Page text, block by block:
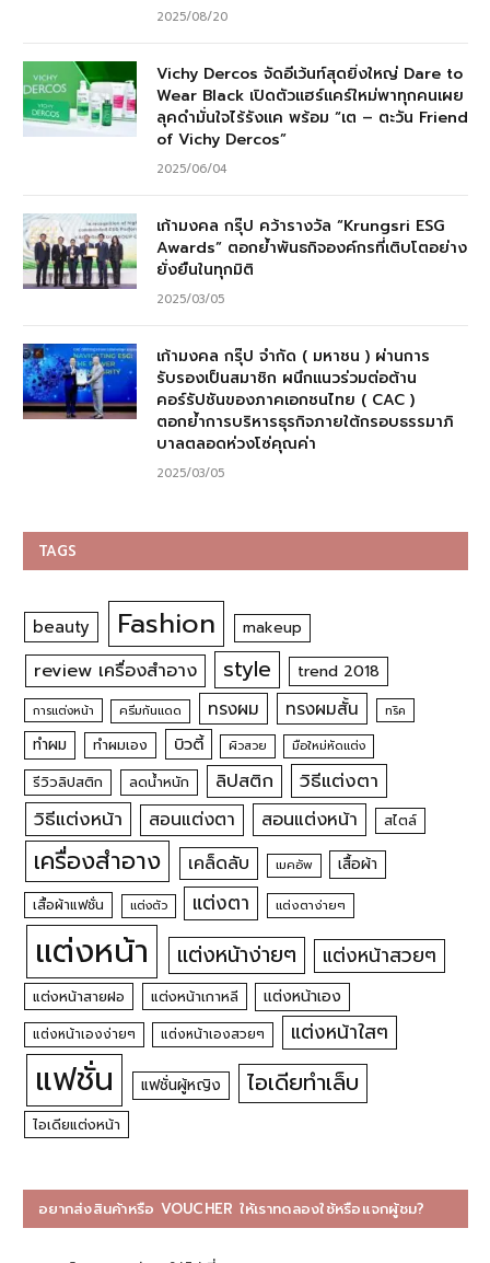
2025/08/20
Vichy Dercos จัดอีเว้นท์สุดยิ่งใหญ่ Dare to
Wear Black เปิดตัวแฮร์แคร์ใหม่พาทุกคนเผย
ลุคดำมั่นใจไร้รังแค พร้อม “เต – ตะวัน Friend
of Vichy Dercos”
2025/06/04
เก้ามงคล กรุ๊ป คว้ารางวัล “Krungsri ESG
Awards” ตอกย้ำพันธกิจองค์กรที่เติบโตอย่าง
ยั่งยืนในทุกมิติ
2025/03/05
เก้ามงคล กรุ๊ป จำกัด ( มหาชน ) ผ่านการ
รับรองเป็นสมาชิก ผนึกแนวร่วมต่อต้าน
คอร์รัปชันของภาคเอกชนไทย ( CAC )
ตอกย้ำการบริหารธุรกิจภายใต้กรอบธรรมาภิ
บาลตลอดห่วงโซ่คุณค่า
2025/03/05
TAGS
beauty Fashion makeup
review เครื่องสำอาง style trend 2018
การแต่งหน้า ครีมกันแดด ทรงผม ทรงผมสั้น ทริค
ทำผม ทำผมเอง บิวตี้ ผิวสวย มือใหม่หัดแต่ง
รีวิวลิปสติก ลดน้ำหนัก ลิปสติก
วิธีแต่งตา
วิธีแต่งหน้า
สอนแต่งตา สอนแต่งหน้า สไตล์
เครื่องสำอาง เคล็ดลับ เมคอัพ เสื้อผ้า
เสื้อผ้าแฟชั่น แต่งตัว แต่งตา แต่งตาง่ายๆ
แต่งหน้า แต่งหน้าง่ายๆ แต่งหน้าสวยๆ
แต่งหน้าสายฝอ แต่งหน้าเกาหลี แต่งหน้าเอง
แต่งหน้าเองง่ายๆ แต่งหน้าเองสวยๆ แต่งหน้าใสๆ
แฟชั่น แฟชั่นผู้หญิง ไอเดียทำเล็บ
ไอเดียแต่งหน้า
อยากส่งสินค้าหรือ VOUCHER ให้เราทดลองใช้หรือแจกผู้ชม?